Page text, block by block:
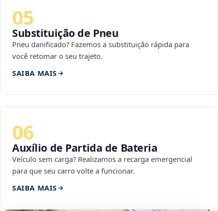
05
Substituição de Pneu
Pneu danificado? Fazemos a substituição rápida para
você retomar o seu trajeto.
SAIBA MAIS
06
Auxílio de Partida de Bateria
Veículo sem carga? Realizamos a recarga emergencial
para que seu carro volte a funcionar.
SAIBA MAIS